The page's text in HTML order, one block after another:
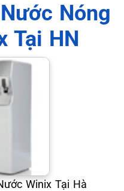
Nóng
Tại HN
Winix Tại Hà